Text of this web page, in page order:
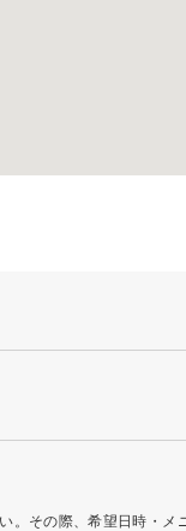
その際、希望日時・メ